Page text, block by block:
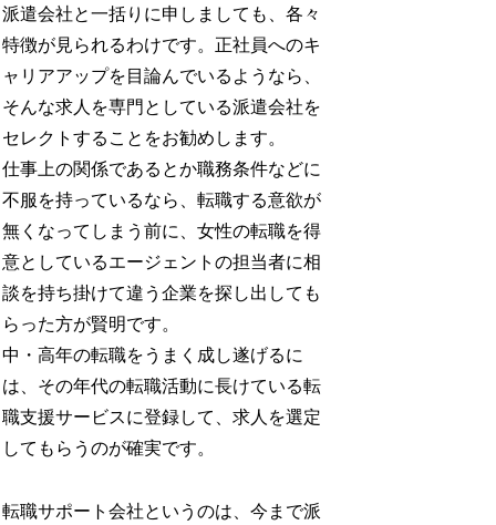
派遣会社と一括りに申しましても、各々
特徴が見られるわけです。正社員へのキ
ャリアアップを目論んでいるようなら、
そんな求人を専門としている派遣会社を
セレクトすることをお勧めします。
仕事上の関係であるとか職務条件などに
不服を持っているなら、転職する意欲が
無くなってしまう前に、女性の転職を得
意としているエージェントの担当者に相
談を持ち掛けて違う企業を探し出しても
らった方が賢明です。
中・高年の転職をうまく成し遂げるに
は、その年代の転職活動に長けている転
職支援サービスに登録して、求人を選定
してもらうのが確実です。
転職サポート会社というのは、今まで派